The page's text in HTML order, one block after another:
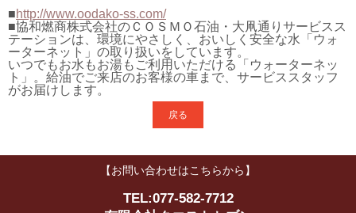
ブラウザCMSの料金
会社概要
■http://www.oodako-ss.com/
■協和燃商株式会社のＣＯＳＭＯ石油・大凧通りサービスス
テーションは、環境にやさしく、おいしく安全な水「ウォ
ーターネット」の取り扱いをしています。
いつでもお水もお湯もご利用いただける「ウォーターネッ
ト」。給油でご来店のお客様の車まで、サービススタッフ
がお届けします。
戻る
【お問い合わせはこちらから】
TEL:077-582-7712